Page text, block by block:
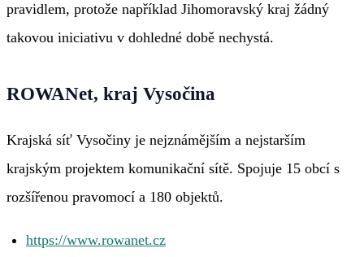
pravidlem, protože například Jihomoravský kraj žádný
takovou iniciativu v dohledné době nechystá.
ROWANet, kraj Vysočina
Krajská síť Vysočiny je nejznámějším a nejstarším
krajským projektem komunikační sítě. Spojuje 15 obcí s
rozšířenou pravomocí a 180 objektů.
https://www.rowanet.cz